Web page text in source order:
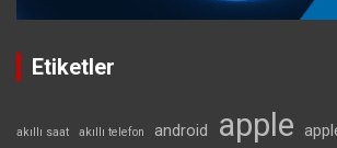
Etiketler
akıllı saat akıllı telefon android apple